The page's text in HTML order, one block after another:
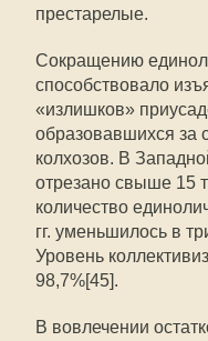
престарелые.
Сокращению
способствовало
«излишков»
образовавшихся за
колхозов. В
отрезано свыше 15
количество
гг. уменьшилось в
Уровень
98,7%[45].
В вовлечении